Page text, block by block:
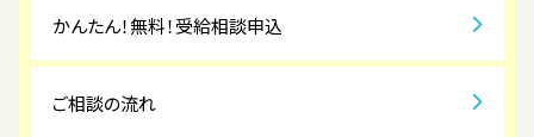
かんたん！無料！受給相談申込
ご相談の流れ